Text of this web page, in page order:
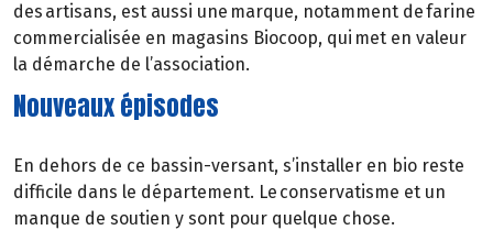
des artisans, est aussi une marque, notamment de farine
commercialisée en magasins Biocoop, qui met en valeur
la démarche de l’association.
Nouveaux épisodes
En dehors de ce bassin-versant, s’installer en bio reste
difficile dans le département. Le conservatisme et un
manque de soutien y sont pour quelque chose.